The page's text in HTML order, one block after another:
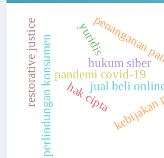
pandemi covid-19
penanganan
hak ciptajual beli
perlindungan konsumen hukum siber
yuridis
restorative justice